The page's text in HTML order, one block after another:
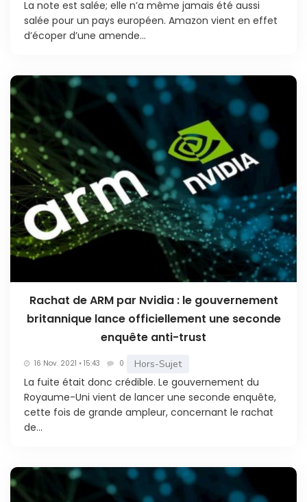
La note est salée; elle n’a même jamais été aussi
salée pour un pays européen. Amazon vient en effet
d’écoper d’une amende...
Rachat de ARM par Nvidia : le gouvernement
britannique lance officiellement une seconde
enquête anti-trust
16 Nov. 2021 • 15:43 0 Hors-Sujet
La fuite était donc crédible. Le gouvernement du
Royaume-Uni vient de lancer une seconde enquête,
cette fois de grande ampleur, concernant le rachat
de...